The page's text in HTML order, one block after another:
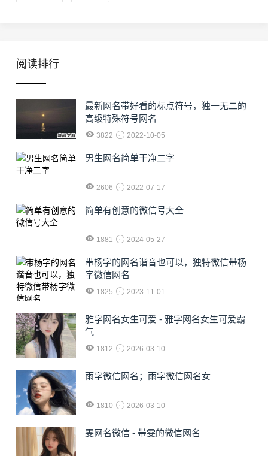
阅读排行
最新网名带好看的标点符号，独一无二的
高级特殊符号网名
3822 2022-10-05
男生网名简单干净二字
2606 2022-07-17
简单有创意的微信号大全
1881 2024-05-27
​带杨字的网名谐音也可以，独特微信带杨
字微信网名
1825 2023-11-01
雅字网名女生可爱 - 雅字网名女生可爱霸
气
1812 2026-03-10
雨字微信网名；雨字微信网名女
1810 2026-03-10
雯网名微信 - 带雯的微信网名